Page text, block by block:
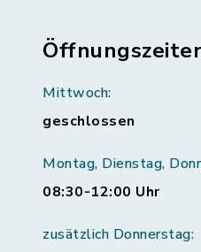
Mittwoch:
geschlossen
Montag, Dienstag,
08:30-12:00 Uhr
zusätzlich Donnerstag: